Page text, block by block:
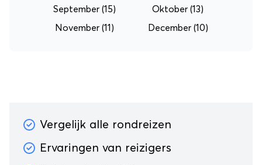
September (15) Oktober (13)
November (11) December (10)
Vergelijk alle rondreizen
Ervaringen van reizigers